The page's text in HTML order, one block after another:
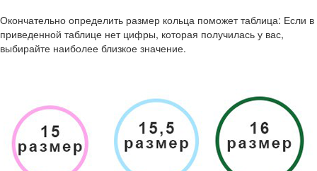
Окончательно определить размер кольца поможет таблица: Если в
приведенной таблице нет цифры, которая получилась у вас,
выбирайте наиболее близкое значение.